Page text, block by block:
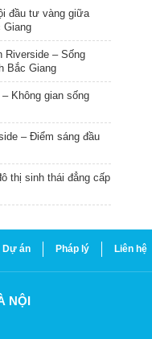
đầu tư vàng giữa
Giang
Riverside – Sống
Bắc Giang
Không gian sống
– Điểm sáng đầu
thị sinh thái đẳng cấp
Dự án Pháp lý Liên hệ
NỘI